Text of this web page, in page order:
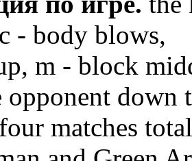
- body blows,
m - block
down
matches